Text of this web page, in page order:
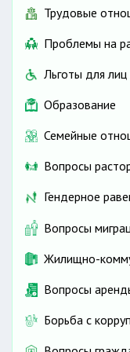
Трудовые
Проблемы на
Льготы для
Образование
Семейные
Вопросы
Гендерное
Вопросы
Жилищно-
Вопросы
Борьба с